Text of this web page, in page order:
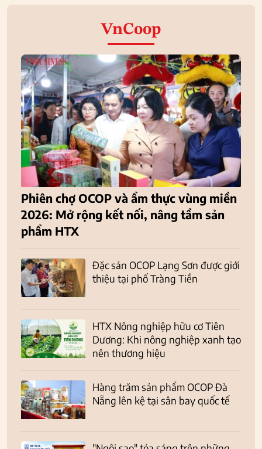
VnCoop
Phiên chợ OCOP và ẩm thực vùng miền
2026: Mở rộng kết nối, nâng tầm sản
phẩm HTX
Đặc sản OCOP Lạng Sơn được giới
thiệu tại phố Tràng Tiền
HTX Nông nghiệp hữu cơ Tiên
Dương: Khi nông nghiệp xanh tạo
nên thương hiệu
Hàng trăm sản phẩm OCOP Đà
Nẵng lên kệ tại sân bay quốc tế